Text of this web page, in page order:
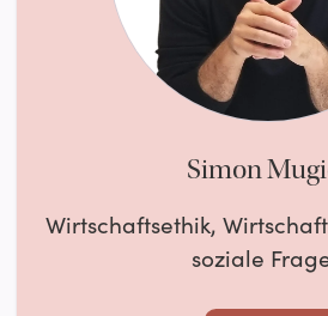
Simon
Wirtschaftsethik,
soziale